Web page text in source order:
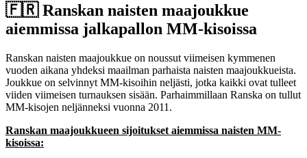
🇫🇷​ Ranskan naisten maajoukkue
aiemmissa jalkapallon MM-kisoissa
Ranskan naisten maajoukkue on noussut viimeisen kymmenen
vuoden aikana yhdeksi maailman parhaista naisten maajoukkueista.
Joukkue on selvinnyt MM-kisoihin neljästi, jotka kaikki ovat tulleet
viiden viimeisen turnauksen sisään. Parhaimmillaan Ranska on tullut
MM-kisojen neljänneksi vuonna 2011.
Ranskan maajoukkueen sijoitukset aiemmissa naisten MM-
kisoissa: